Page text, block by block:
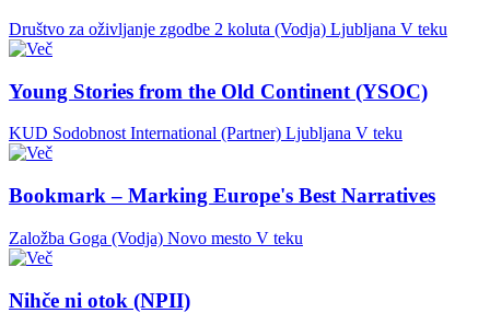
Društvo za oživljanje zgodbe 2 koluta (Vodja) Ljubljana V teku
Young Stories from the Old Continent (YSOC)
KUD Sodobnost International (Partner) Ljubljana V teku
Bookmark – Marking Europe's Best Narratives
Založba Goga (Vodja) Novo mesto V teku
Nihče ni otok (NPII)